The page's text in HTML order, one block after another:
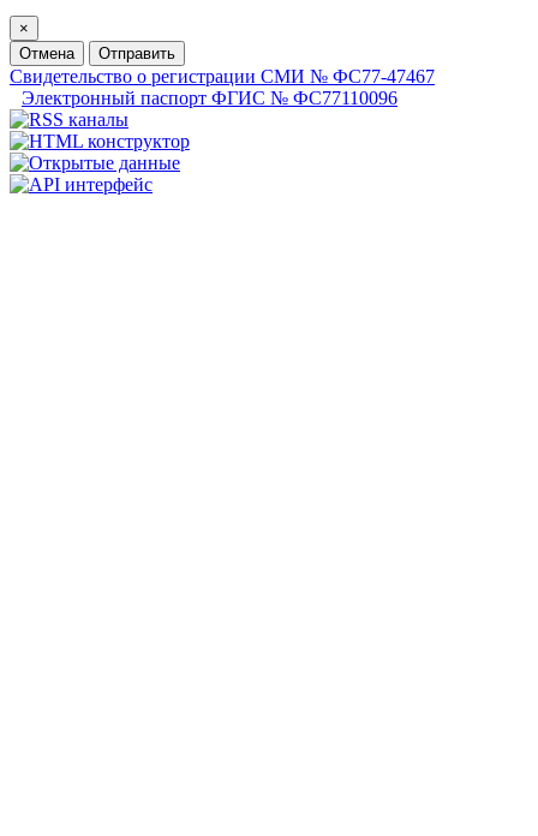
×
Отмена
Отправить
Свидетельство о регистрации СМИ № ФС77-47467
Электронный паспорт ФГИС № ФС77110096